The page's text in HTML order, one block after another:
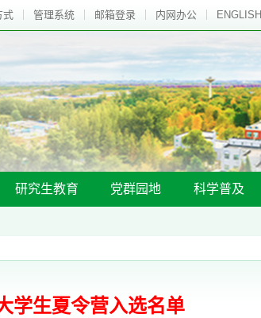
式 管理系统 邮箱登录 内网办公 ENGLISH
研究生教育 党群园地 科学普及
学生夏令营入选名单